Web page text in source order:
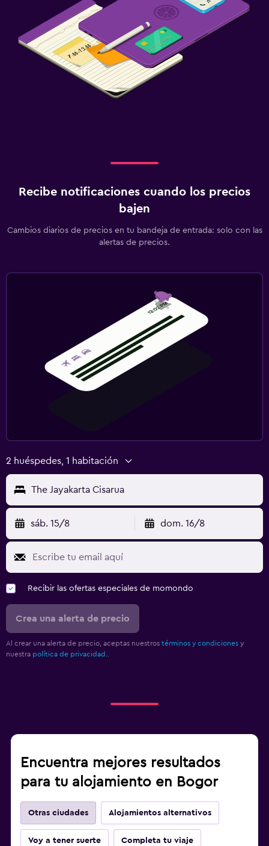
Recibe notificaciones cuando los precios
bajen
Cambios diarios de precios en tu bandeja de entrada: solo con las
alertas de precios.
2 huéspedes, 1 habitación
The Jayakarta Cisarua
sáb. 15/8 dom. 16/8
Recibir las ofertas especiales de momondo
Crea una alerta de precio
Al crear una alerta de precio, aceptas nuestros términos y condiciones y
nuestra política de privacidad.
Encuentra mejores resultados
para tu alojamiento en Bogor
Otras ciudades Alojamientos alternativos
Voy a tener suerte Completa tu viaje